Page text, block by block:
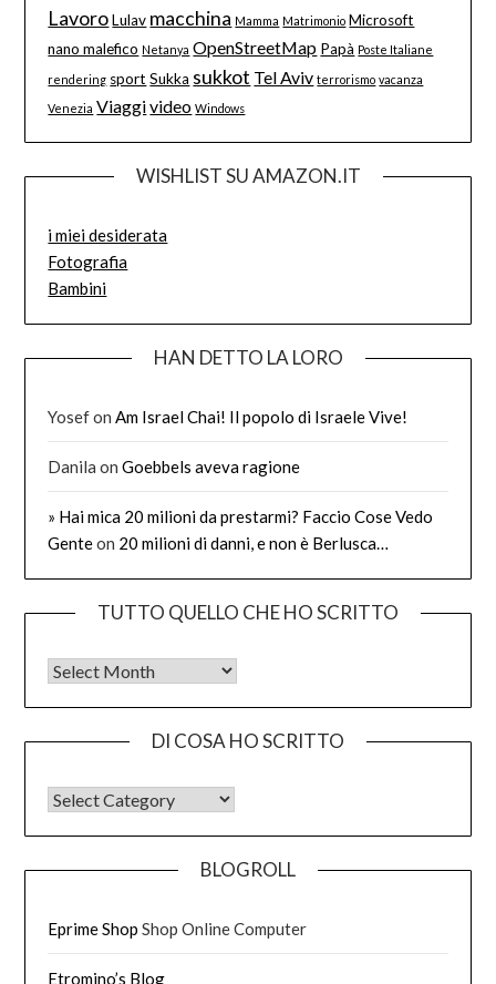
Lavoro Lulav macchina Mamma Matrimonio Microsoft
nano malefico Netanya OpenStreetMap Papà Poste Italiane
rendering sport Sukka sukkot Tel Aviv terrorismo vacanza
Venezia Viaggivideo Windows
WISHLIST SU AMAZON.IT
i miei desiderata
Fotografia
Bambini
HAN DETTO LA LORO
YosefonAm Israel Chai! Il popolo di Israele Vive!
Danila onGoebbels aveva ragione
» Hai mica 20 milioni da prestarmi? Faccio Cose Vedo
Genteon 20 milioni di danni, e non è Berlusca…
TUTTO QUELLO CHE HO SCRITTO
Tutto quello che ho scritto
DI COSA HO SCRITTO
DI COSA HO SCRITTO
BLOGROLL
Eprime Shop Shop Online Computer
Etromino’s Blog